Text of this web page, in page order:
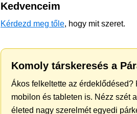
Kedvenceim
Kérdezd meg tőle, hogy mit szeret.
Komoly társkeresés a
Ákos felkeltette az
mobilon és tableten is. Nézz szét
életed nagy szerelmét egyedi